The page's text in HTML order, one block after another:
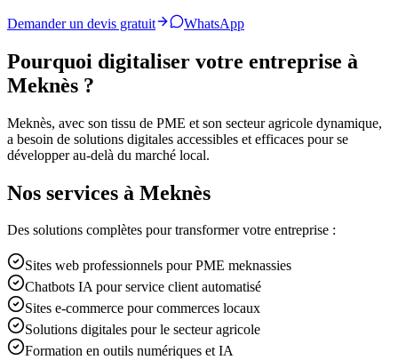
Demander un devis gratuit WhatsApp
Pourquoi digitaliser votre entreprise à
Meknès ?
Meknès, avec son tissu de PME et son secteur agricole dynamique,
a besoin de solutions digitales accessibles et efficaces pour se
développer au-delà du marché local.
Nos services à Meknès
Des solutions complètes pour transformer votre entreprise :
Sites web professionnels pour PME meknassies
Chatbots IA pour service client automatisé
Sites e-commerce pour commerces locaux
Solutions digitales pour le secteur agricole
Formation en outils numériques et IA